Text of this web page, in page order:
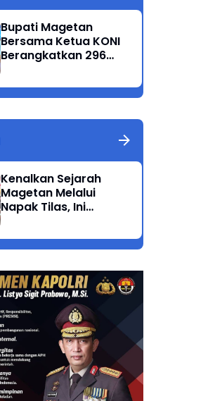
Bupati Magetan
Bersama Ketua KONI
Berangkatkan 296
Jatim 2025
Kenalkan Sejarah
Magetan Melalui
Napak Tilas, Ini
Kadis Dikpora.